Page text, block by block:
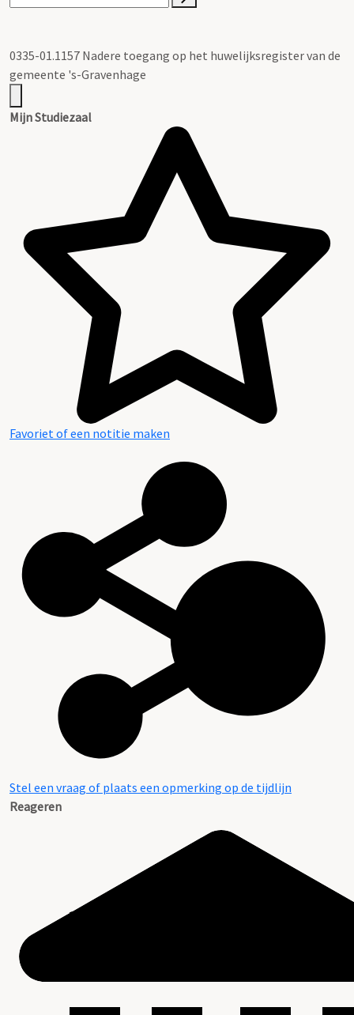
0335-01.1157 Nadere toegang op het huwelijksregister van de
gemeente 's-Gravenhage
Mijn Studiezaal
Favoriet of een notitie maken
Stel een vraag of plaats een opmerking op de tijdlijn
Reageren